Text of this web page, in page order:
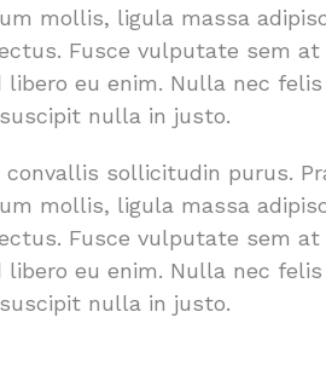
mollis, ligula massa
Fusce vulputate sem at
libero eu enim. Nulla nec
nulla in justo.
convallis sollicitudin purus.
mollis, ligula massa
Fusce vulputate sem at
libero eu enim. Nulla nec
nulla in justo.